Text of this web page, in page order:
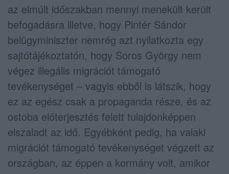
az elmúlt időszakban mennyi menekült került
befogadásra illetve, hogy Pintér Sándor
belügyminiszter nemrég azt nyilatkozta egy
sajtótájékoztatón, hogy Soros György nem
végez illegális migrációt támogató
tevékenységet – vagyis ebből is látszik, hogy
ez az egész csak a propaganda része, és az
ostoba előterjesztés felett tulajdonképpen
elszaladt az idő. Egyébként pedig, ha valaki
migrációt támogató tevékenységet végzett az
országban, az éppen a kormány volt, amikor